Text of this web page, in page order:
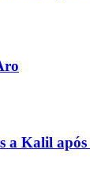
a Kalil